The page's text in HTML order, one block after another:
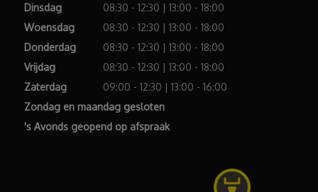
Dinsdag
08:30 - 12:30 | 13:00 - 18:00
Woensdag
08:30 - 12:30 | 13:00 - 18:00
Donderdag
08:30 - 12:30 | 13:00 - 18:00
Vrijdag
08:30 - 12:30 | 13:00 - 18:00
Zaterdag
09:00 - 12:30 | 13:00 - 16:00
Zondag en maandag gesloten
's Avonds geopend op afspraak